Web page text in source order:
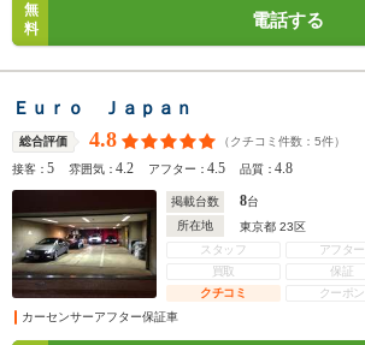
無
料
電話する
Ｅｕｒｏ Ｊａｐａｎ
総合評価 4.8 （クチコミ件数： 5件）
接客：5 雰囲気：4.2 アフター：4.5 品質：4.8
掲載台数 8台
所在地
東京都 23区
スタッフ
アフター
買取
保証
クチコミ
クーポン
カーセンサーアフター保証車